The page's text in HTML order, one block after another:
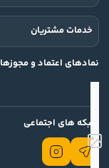
خدمات مشتریان
نمادهای اعتماد و مجوزها
شبکه های اجتماعی